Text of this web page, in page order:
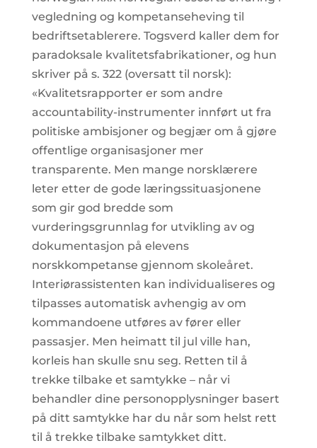
vegledning og kompetanseheving til
bedriftsetablerere. Togsverd kaller dem for
paradoksale kvalitetsfabrikationer, og hun
skriver på s. 322 (oversatt til norsk):
«Kvalitetsrapporter er som andre
accountability-instrumenter innført ut fra
politiske ambisjoner og begjær om å gjøre
offentlige organisasjoner mer
transparente. Men mange norsklærere
leter etter de gode læringssituasjonene
som gir god bredde som
vurderingsgrunnlag for utvikling av og
dokumentasjon på elevens
norskkompetanse gjennom skoleåret.
Interiørassistenten kan individualiseres og
tilpasses automatisk avhengig av om
kommandoene utføres av fører eller
passasjer. Men heimatt til jul ville han,
korleis han skulle snu seg. Retten til å
trekke tilbake et samtykke – når vi
behandler dine personopplysninger basert
på ditt samtykke har du når som helst rett
til å trekke tilbake samtykket ditt.